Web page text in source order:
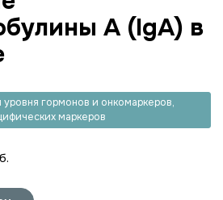
A (IgA) в
гормонов и онкомаркеров,
маркеров